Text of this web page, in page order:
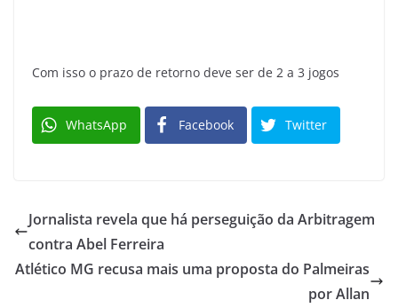
Com isso o prazo de retorno deve ser de 2 a 3 jogos
WhatsApp Facebook Twitter
Jornalista revela que há perseguição da Arbitragem
contra Abel Ferreira
Atlético MG recusa mais uma proposta do Palmeiras
por Allan